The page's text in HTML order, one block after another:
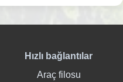
Hızlı bağlantılar
Araç filosu